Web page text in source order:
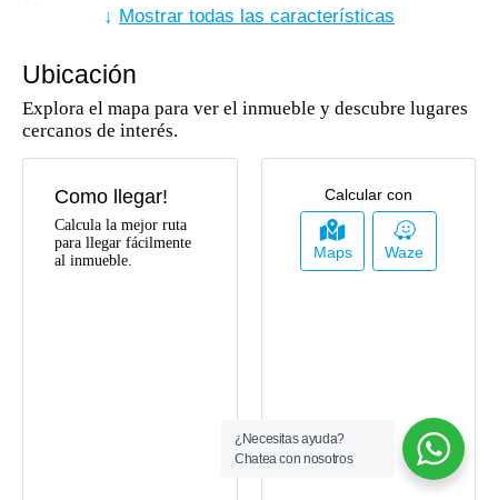
Vigilancia
Biblioteca/Estudio
Circuito Cerrado De
Vivienda Unifamiliar
Zonas Verdes
Suelo De Cerámica /
Mármol
Centros Comerciales
Colegios /
Trans. Público
Cercano
Urbanización Cerrada
↓ Mostrar todas las características
Ubicación
Explora el mapa para ver el inmueble y descubre lugares
cercanos de interés.
Como llegar!
Calcula la mejor ruta
para llegar fácilmente
al inmueble.
Calcular con
Maps Waze
¿Necesitas ayuda?
Chatea con nosotros